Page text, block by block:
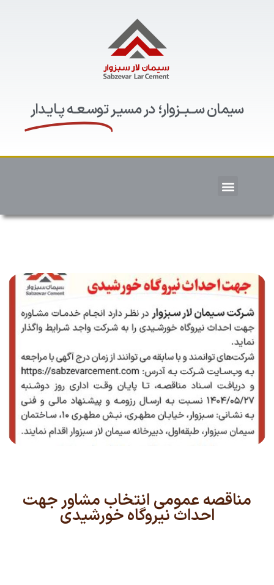
سیمان ســبــزوار؛ در مسیـرتوسـعـه پـایـدار
مناقصه عمومی انتخاب مشاور جهت
احداث نیروگاه خورشیدی